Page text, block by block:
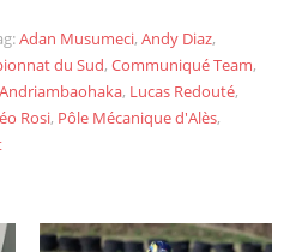
Adan Musumeci, Andy Diaz,
du Sud, Communiqué Team,
, Lucas Redouté,
Rosi, Pôle Mécanique d'Alès,